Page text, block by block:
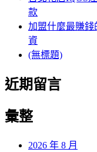
款
加盟什麼最賺錢
資
(無標題)
近期留言
彙整
2026 年 8 月